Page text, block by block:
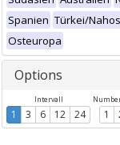
Spanien Türkei/
Osteuropa
Options
Intervall
1 3 6 12 24 1